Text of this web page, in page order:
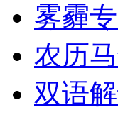
雾霾
农历
双语